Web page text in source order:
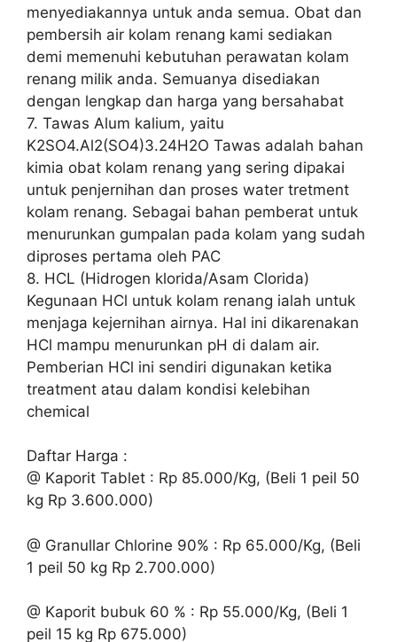
menyediakannya untuk anda semua. Obat dan
pembersih air kolam renang kami sediakan
demi memenuhi kebutuhan perawatan kolam
renang milik anda. Semuanya disediakan
dengan lengkap dan harga yang bersahabat
7. Tawas Alum kalium, yaitu
K2SO4.Al2(SO4)3.24H2O Tawas adalah bahan
kimia obat kolam renang yang sering dipakai
untuk penjernihan dan proses water tretment
kolam renang. Sebagai bahan pemberat untuk
menurunkan gumpalan pada kolam yang sudah
diproses pertama oleh PAC
8. HCL (Hidrogen klorida/Asam Clorida)
Kegunaan HCl untuk kolam renang ialah untuk
menjaga kejernihan airnya. Hal ini dikarenakan
HCl mampu menurunkan pH di dalam air.
Pemberian HCl ini sendiri digunakan ketika
treatment atau dalam kondisi kelebihan
chemical
Daftar Harga :
@ Kaporit Tablet : Rp 85.000/Kg, (Beli 1 peil 50
kg Rp 3.600.000)
@ Granullar Chlorine 90% : Rp 65.000/Kg, (Beli
1 peil 50 kg Rp 2.700.000)
@ Kaporit bubuk 60 % : Rp 55.000/Kg, (Beli 1
peil 15 kg Rp 675.000)